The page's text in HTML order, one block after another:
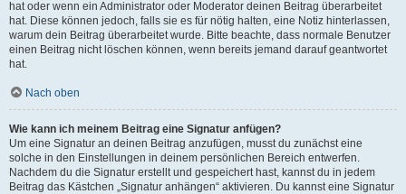
hat oder wenn ein Administrator oder Moderator deinen Beitrag überarbeitet
hat. Diese können jedoch, falls sie es für nötig halten, eine Notiz hinterlassen,
warum dein Beitrag überarbeitet wurde. Bitte beachte, dass normale Benutzer
einen Beitrag nicht löschen können, wenn bereits jemand darauf geantwortet
hat.
Nach oben
Wie kann ich meinem Beitrag eine Signatur anfügen?
Um eine Signatur an deinen Beitrag anzufügen, musst du zunächst eine
solche in den Einstellungen in deinem persönlichen Bereich entwerfen.
Nachdem du die Signatur erstellt und gespeichert hast, kannst du in jedem
Beitrag das Kästchen „Signatur anhängen“ aktivieren. Du kannst eine Signatur